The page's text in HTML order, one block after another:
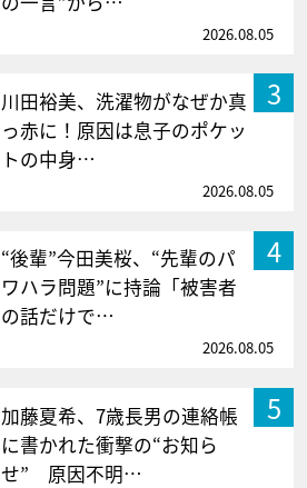
2026.08.05
3
川田裕美、洗濯物がなぜか真
っ赤に！原因は息子のポケッ
トの中身…
2026.08.05
4
“後輩”今田美桜、“先輩のパ
ワハラ問題”に持論「被害者
の話だけで…
2026.08.05
5
加藤夏希、7歳長男の連絡帳
に書かれた衝撃の“お知ら
せ” 原因不明…